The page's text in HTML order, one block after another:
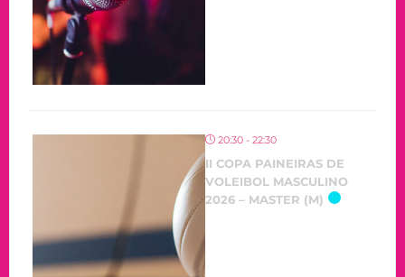
20:30 - 22:30
II COPA PAINEIRAS DE
VOLEIBOL MASCULINO
2026 – MASTER (M)